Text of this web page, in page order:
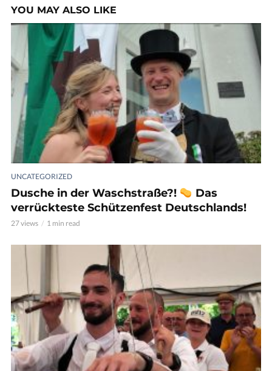
YOU MAY ALSO LIKE
UNCATEGORIZED
Dusche in der Waschstraße?!
Das
verrückteste Schützenfest Deutschlands!
27 views 1 min read